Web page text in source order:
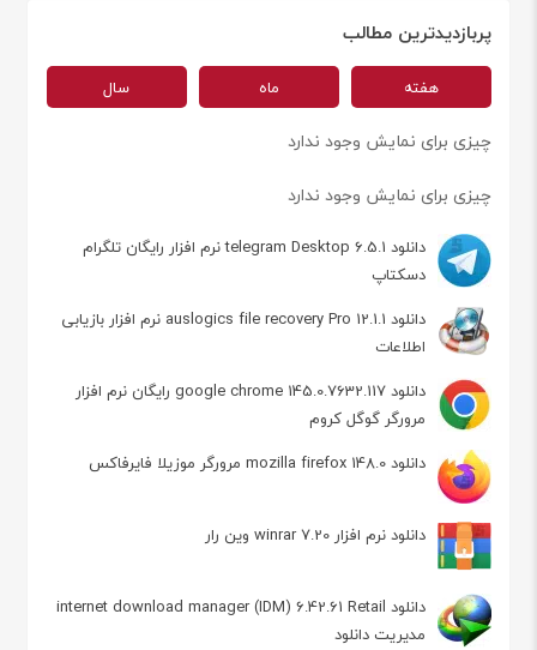
پربازدیدترین مطالب
هفته ماه سال
چیزی برای نمایش وجود ندارد
چیزی برای نمایش وجود ندارد
دانلود telegram Desktop 6.5.1 نرم افزار رایگان تلگرام
دسکتاپ
دانلود auslogics file recovery Pro 12.1.1 نرم افزار بازیابی
اطلاعات
دانلود google chrome 145.0.7632.117 رایگان نرم افزار
مرورگر گوگل کروم
دانلود mozilla firefox 148.0 مرورگر موزیلا فایرفاکس
دانلود نرم افزار winrar 7.20 وین رار
دانلود internet download manager (IDM) 6.42.61 Retail
مدیریت دانلود